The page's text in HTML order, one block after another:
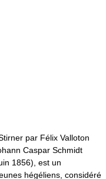
par Félix Valloton
Caspar Schmidt
1856), est un
hégéliens, considéré